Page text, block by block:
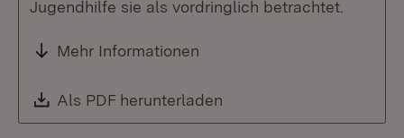
Jugendhilfe sie als vordringlich betrachtet.
Mehr Informationen
Download:
Als PDF herunterladen